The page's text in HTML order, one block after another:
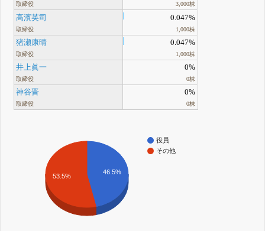
取締役 3,000株
高濱英司
取締役
0.047%
1,000株
猪瀬康晴
取締役
0.047%
1,000株
井上眞一
取締役
0%
0株
神谷晋
取締役
0%
0株
役員
その他
46.5%
53.5%